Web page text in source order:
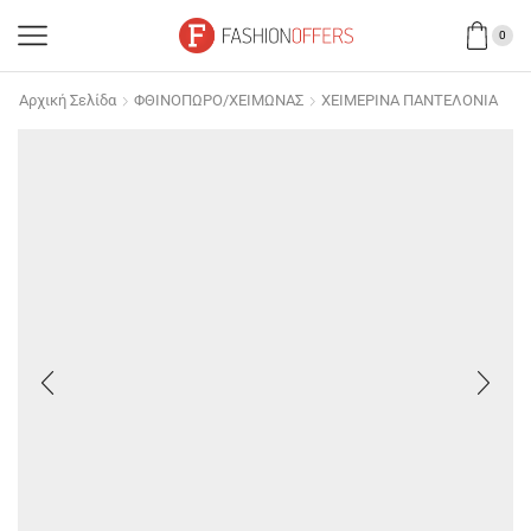
0
Αρχική Σελίδα ΦΘΙΝΟΠΩΡΟ/ΧΕΙΜΩΝΑΣ ΧΕΙΜΕΡΙΝΑ ΠΑΝΤΕΛΟΝΙΑ